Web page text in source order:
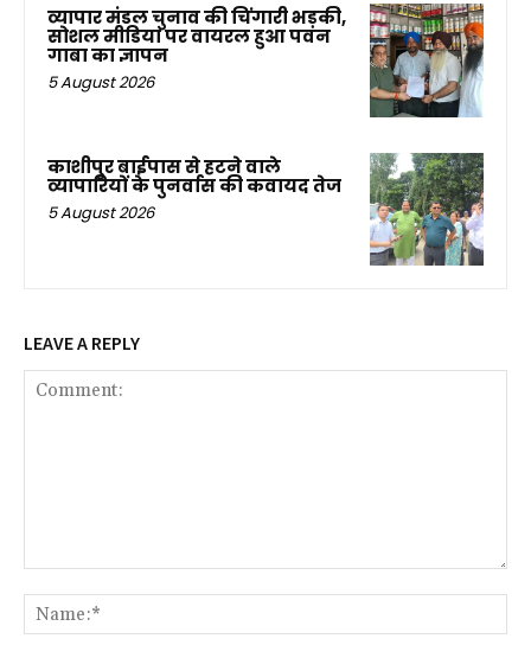
व्यापार मंडल चुनाव की चिंगारी भड़की,
सोशल मीडिया पर वायरल हुआ पवन
गाबा का ज्ञापन
5 August 2026
काशीपुर बाईपास से हटने वाले
व्यापारियों के पुनर्वास की कवायद तेज
5 August 2026
LEAVE A REPLY